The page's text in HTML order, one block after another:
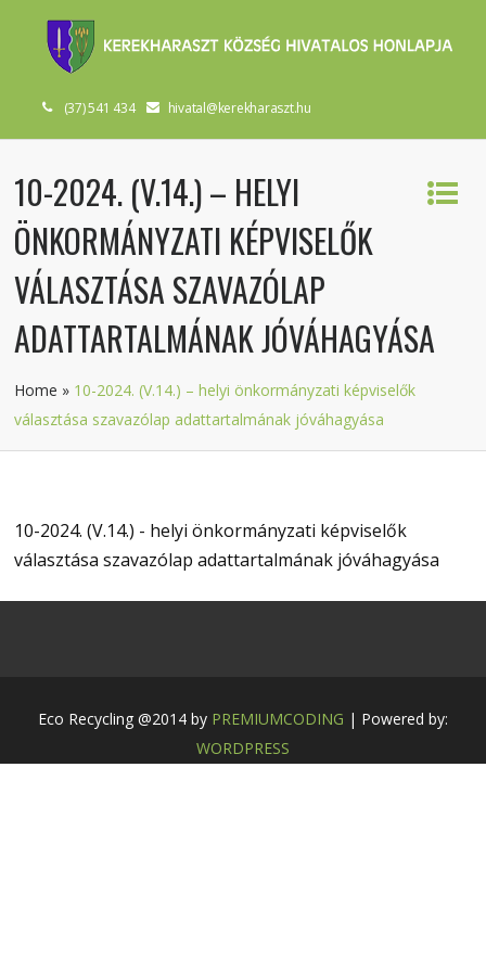
(37) 541 434 hivatal@kerekharaszt.hu
10-2024. (V.14.) – HELYI
ÖNKORMÁNYZATI KÉPVISELŐK
VÁLASZTÁSA SZAVAZÓLAP
ADATTARTALMÁNAK JÓVÁHAGYÁSA
Home » 10-2024. (V.14.) – helyi önkormányzati képviselők
választása szavazólap adattartalmának jóváhagyása
10-2024. (V.14.) - helyi önkormányzati képviselők
választása szavazólap adattartalmának jóváhagyása
Eco Recycling @2014 by PREMIUMCODING | Powered by:
WORDPRESS